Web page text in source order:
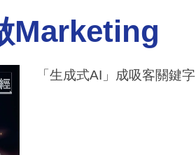
Marketing
「生成式AI」成吸客關鍵字